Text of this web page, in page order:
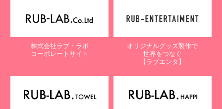
株式会社ラブ・ラボ
コーポレートサイト
オリジナルグッズ製作で
世界をつなぐ
【ラブエンタ】